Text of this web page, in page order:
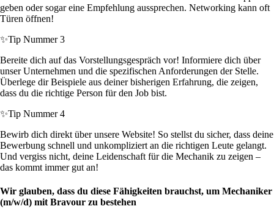
geben oder sogar eine Empfehlung aussprechen. Networking kann oft
Türen öffnen!
✨Tip Nummer 3
Bereite dich auf das Vorstellungsgespräch vor! Informiere dich über
unser Unternehmen und die spezifischen Anforderungen der Stelle.
Überlege dir Beispiele aus deiner bisherigen Erfahrung, die zeigen,
dass du die richtige Person für den Job bist.
✨Tip Nummer 4
Bewirb dich direkt über unsere Website! So stellst du sicher, dass deine
Bewerbung schnell und unkompliziert an die richtigen Leute gelangt.
Und vergiss nicht, deine Leidenschaft für die Mechanik zu zeigen –
das kommt immer gut an!
Wir glauben, dass du diese Fähigkeiten brauchst, um Mechaniker
(m/w/d) mit Bravour zu bestehen